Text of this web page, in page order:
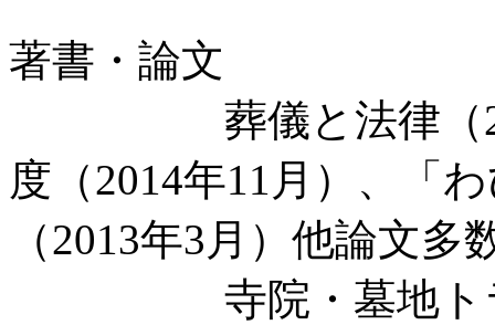
著書・論文
葬儀と法律（2015
度（2014年11月）、「
（2013年3月）他論文多
寺院・墓地トラブ